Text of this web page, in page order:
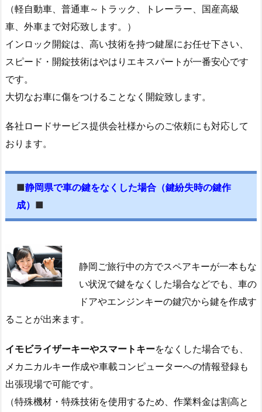
対
応
事
は
額
表
3.
1.
静
市
葵
区
東
イ
開
け
（軽自動車、普通車～トラック、トレーラー、国産高級
車、外車まで対応致します。）
インロック開錠は、高い技術を持つ鍵屋にお任せ下さい、
スピード・開錠技術はやはりエキスパートが一番安心です
です。
大切なお車に傷をつけることなく開錠致します。
各社ロードサービス提供会社様からのご依頼にも対応して
おります。
■静岡県で車の鍵をなくした場合（鍵紛失時の鍵作
成） ■
静岡ご旅行中の方でスペアキーが一本もな
い状況で鍵をなくした場合などでも、車の
ドアやエンジンキーの鍵穴から鍵を作成す
ることが出来ます。
イモビライザーキーやスマートキーをなくした場合でも、
メカニカルキー作成や車載コンピューターへの情報登録も
出張現場で可能です。
（特殊機材・特殊技術を使用するため、作業料金は割高と